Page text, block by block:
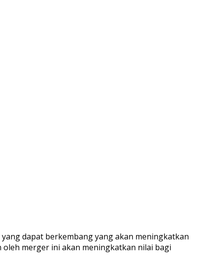
dapat berkembang yang akan meningkatkan
merger ini akan meningkatkan nilai bagi